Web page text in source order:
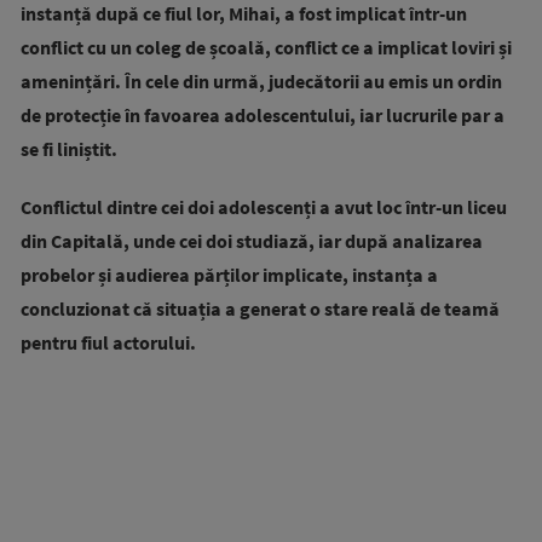
instanță după ce fiul lor, Mihai, a fost implicat într-un
conflict cu un coleg de școală, conflict ce a implicat loviri și
amenințări. În cele din urmă, judecătorii au emis un ordin
de protecție în favoarea adolescentului, iar lucrurile par a
se fi liniștit.
Conflictul dintre cei doi adolescenți a avut loc într-un liceu
din Capitală, unde cei doi studiază, iar după analizarea
probelor și audierea părților implicate, instanța a
concluzionat că situația a generat o stare reală de teamă
pentru fiul actorului.